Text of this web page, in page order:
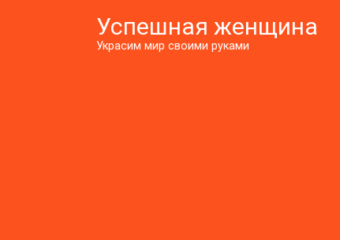
Успешная женщина
Украсим мир своими руками